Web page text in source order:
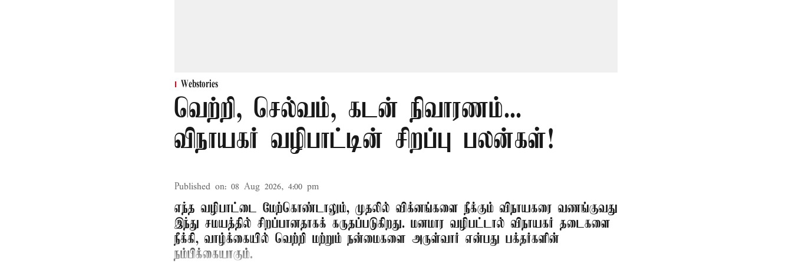
Webstories
வெற்றி, செல்வம், கடன் நிவாரணம்...
விநாயகர் வழிபாட்டின் சிறப்பு பலன்கள்!
Published on: 08 Aug 2026, 4:00 pm
எந்த வழிபாட்டை மேற்கொண்டாலும், முதலில் விக்னங்களை நீக்கும் விநாயகரை வணங்குவது
இந்து சமயத்தில் சிறப்பானதாகக் கருதப்படுகிறது. மனமார வழிபட்டால் விநாயகர் தடைகளை
நீக்கி, வாழ்க்கையில் வெற்றி மற்றும் நன்மைகளை அருள்வார் என்பது பக்தர்களின்
நம்பிக்கையாகும்.